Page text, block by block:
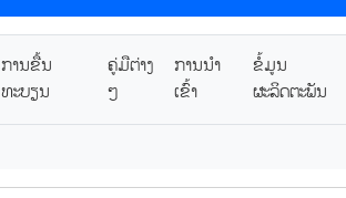
ການຂື້ນ
ທະບຽນ
ຄູ່ມືຕ່າງ
ໆ
ການນໍາ
ເຂົ້າ
ຂໍ້ມູນ
ຜະລິດຕະພັນ